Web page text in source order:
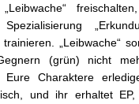
„Leibwache“
„Leibwache“
(grün) nicht
Eure Charaktere
und ihr erhaltet